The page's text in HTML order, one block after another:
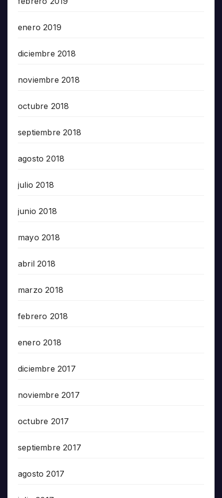
enero 2019
diciembre 2018
noviembre 2018
octubre 2018
septiembre 2018
agosto 2018
julio 2018
junio 2018
mayo 2018
abril 2018
marzo 2018
febrero 2018
enero 2018
diciembre 2017
noviembre 2017
octubre 2017
septiembre 2017
agosto 2017